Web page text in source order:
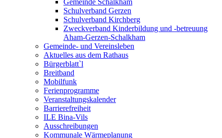
Gemeinde Schalkham
Schulverband Gerzen
Schulverband Kirchberg
Zweckverband Kinderbildung und -betreuung
Aham-Gerzen-Schalkham
Gemeinde- und Vereinsleben
Aktuelles aus dem Rathaus
Bürgerblatt`l
Breitband
Mobilfunk
Ferienprogramme
Veranstaltungskalender
Barrierefreiheit
ILE Bina-Vils
Ausschreibungen
Kommunale Wärmeplanung